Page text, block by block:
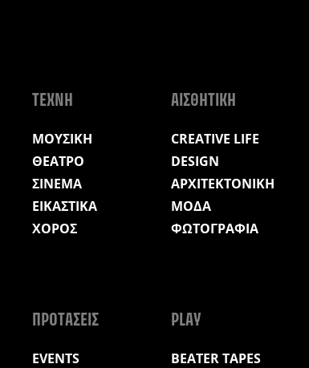
ΤΕΧΝΗ
ΜΟΥΣΙΚΗ
ΘΕΑΤΡΟ
ΣΙΝΕΜΑ
ΕΙΚΑΣΤΙΚΑ
ΧΟΡΟΣ
ΑΙΣΘΗΤΙΚΗ
CREATIVE LIFE
DESIGN
ΑΡΧΙΤΕΚΤΟΝΙΚΗ
ΜΟΔΑ
ΦΩΤΟΓΡΑΦΙΑ
ΠΡΟΤΑΣΕΙΣ
EVENTS
PLAY
BEATER TAPES